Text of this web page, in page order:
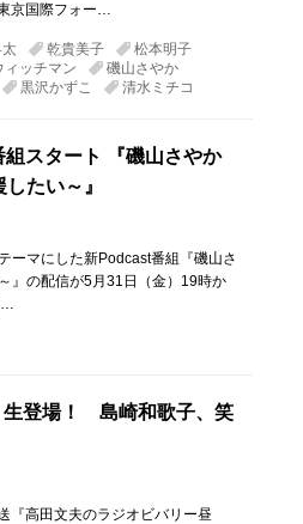
京国際フォー…
乾貴美子
松本明子
ィッチマン
磯山さやか
黒沢かずこ 清水ミチコ
スタート 『磯山さやか
たい～』
ーマにした新Podcast番組『磯山さ
』の配信が5月31日（金）19時か
…
生登場！ 島崎和歌子、笑
『高田文夫のラジオビバリー昼